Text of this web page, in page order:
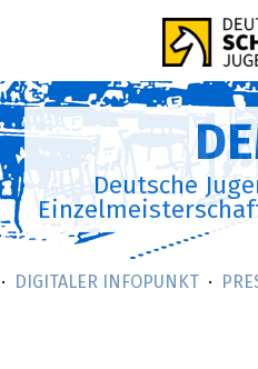
Deutsche
DIGITALER INFOPUNKT